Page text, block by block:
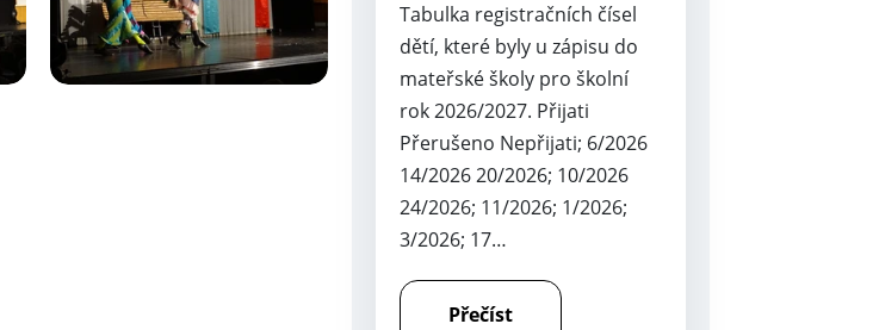
Tabulka registračních čísel
dětí, které byly u zápisu do
mateřské školy pro školní
rok 2026/2027. Přijati
Přerušeno Nepřijati; 6/2026
14/2026 20/2026; 10/2026
24/2026; 11/2026; 1/2026;
3/2026; 17…
Přečíst